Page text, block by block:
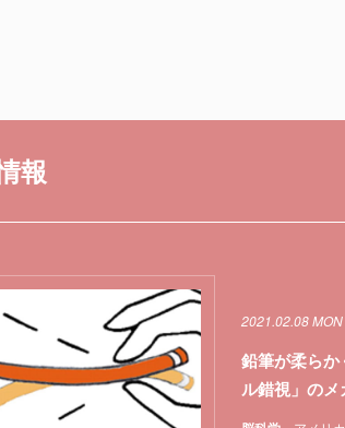
報
2021.02.08 MON
鉛筆が柔ら
ル錯視」の